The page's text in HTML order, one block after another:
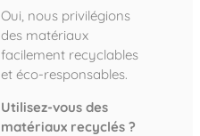
Oui, nous privilégions
des matériaux
facilement recyclables
et éco-responsables.
Utilisez-vous des
matériaux recyclés ?